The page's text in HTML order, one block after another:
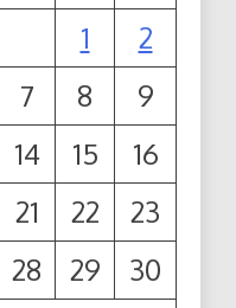
1
2
7 8
9
14 15
16
21 22
23
28 29
30